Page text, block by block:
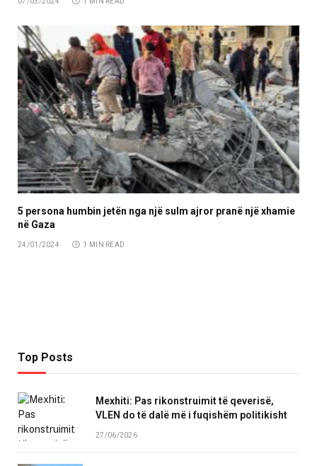
5 persona humbin jetën nga një sulm ajror pranë një xhamie
në Gaza
24/01/2024 1 MIN READ
Top Posts
Mexhiti: Pas rikonstruimit të qeverisë,
VLEN do të dalë më i fuqishëm politikisht
27/06/2026